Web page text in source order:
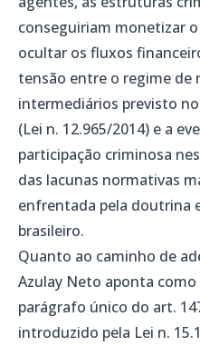
conseguiriam monetizar
ocultar os fluxos
tensão entre o regime de
intermediários previsto
(Lei n. 12.965/2014) e a
participação criminosa
das lacunas normativas
enfrentada pela doutrina
brasileiro.
Quanto ao caminho de
Azulay Neto aponta
parágrafo único do art.
introduzido pela Lei n.